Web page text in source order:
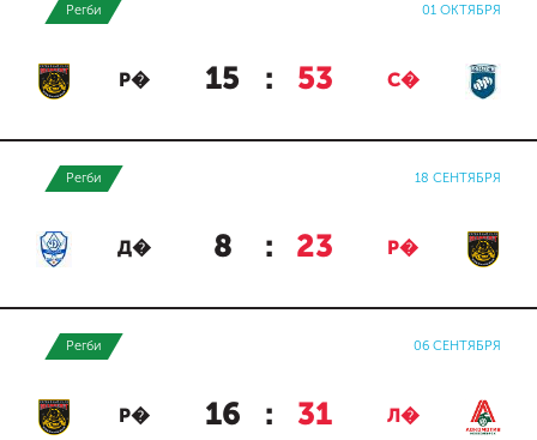
Регби 01 ОКТЯБРЯ
Р� 15 : 53 С�
Регби 18 СЕНТЯБРЯ
Д� 8 : 23 Р�
Регби 06 СЕНТЯБРЯ
Р� 16 : 31 Л�